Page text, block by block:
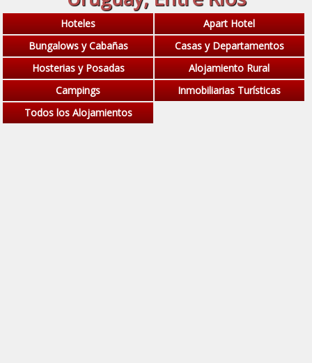
Hoteles
Apart Hotel
Bungalows y Cabañas
Casas y Departamentos
Hosterias y Posadas
Alojamiento Rural
Campings
Inmobiliarias Turísticas
Todos los Alojamientos